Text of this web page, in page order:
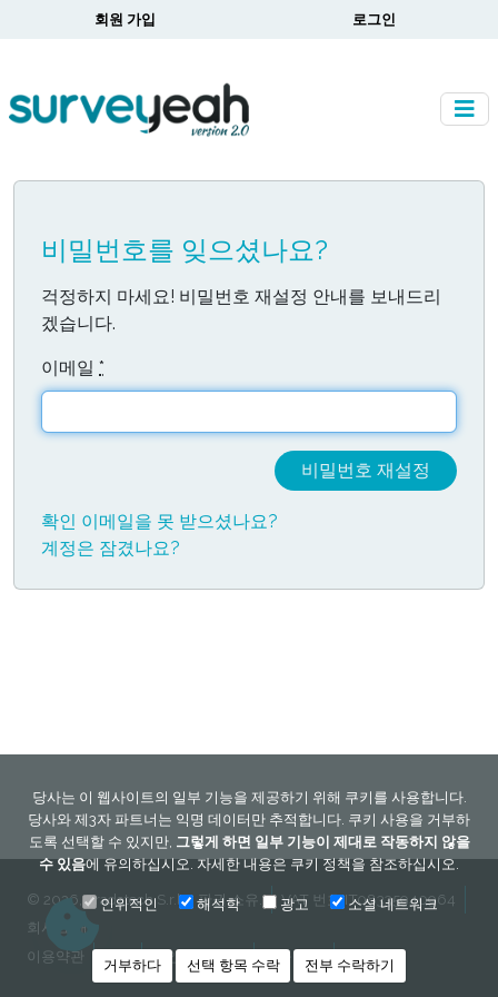
당사는 이 웹사이트의 일부 기능을 제공하기 위해 쿠키를 사용합니다.
당사와 제3자 파트너는 익명 데이터만 추적합니다. 쿠키 사용을 거부하
도록 선택할 수 있지만, 그렇게 하면 일부 기능이 제대로 작동하지 않을
수 있음에 유의하십시오. 자세한 내용은쿠키 정책을 참조하십시오.
인위적인 해석학 광고 소셜 네트워크
거부하다 선택 항목 수락 전부 수락하기
회원 가입 로그인
비밀번호를 잊으셨나요?
걱정하지 마세요! 비밀번호 재설정 안내를 보내드리
겠습니다.
이메일 *
확인 이메일을 못 받으셨나요?
계정은 잠겼나요?
© 2026, Tradatech S.r.l. - 판권 소유.
VAT 번호 IT08335940964
회사 소개
이용약관
쿠키 개인 정보 정책 법률 정보 연락처